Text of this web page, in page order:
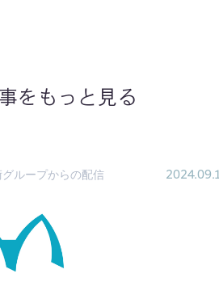
をもっと見る
ループからの配信